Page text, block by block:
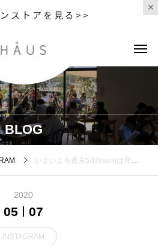
ストアを見る>>
BLOG
いよいよ今週末5/10(sun)は母の日ですHÅUS店頭・オンラインショップにて「オリジナル母の日ギフトボックス」をご用意しております。.見た瞬間に心が躍るような雑貨とお菓子を詰め合わせた内容になっております。.市内のケーキショップcii standさんに制作していただきました、キューブクッキー入りのボックスも今年ならではの注目商品です。(¥3,400+tax・¥3,100+taxのセットになります).HÅUSのオンラインショップにつきまして、本アカウントのプロフィール欄のURLからアクセスできます。HÅUSの定番商品もラインナップがございますので是非ご覧くださいませ。.#母の日#母の日ギフト#HÅUSの母の日#haus#haus_matsue#hausmatsue#松江カフェ#島根カフェ#松江旅行#島根旅行#松江 #島根 #山陰
2020
05 07
INSTAGRAM